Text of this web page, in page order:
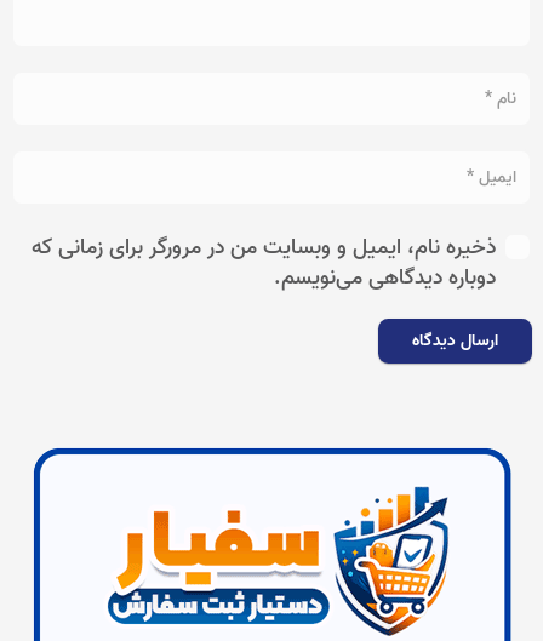
ذخیره نام، ایمیل و وبسایت من در مرورگر برای زمانی که
دوباره دیدگاهی می‌نویسم.
ارسال دیدگاه